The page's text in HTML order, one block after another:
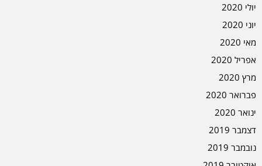
יולי 2020
יוני 2020
מאי 2020
אפריל 2020
מרץ 2020
פברואר 2020
ינואר 2020
דצמבר 2019
נובמבר 2019